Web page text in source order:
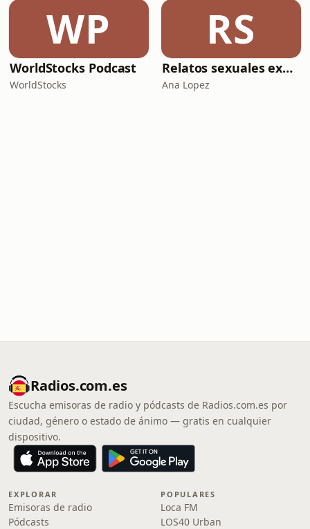
WP
WorldStocks Podcast
WorldStocks
RS
Relatos sexuales explícitos
Ana Lopez
Radios.com.es
Escucha emisoras de radio y pódcasts de Radios.com.es por
ciudad, género o estado de ánimo — gratis en cualquier
dispositivo.
EXPLORAR
Emisoras de radio
Pódcasts
POPULARES
Loca FM
LOS40 Urban